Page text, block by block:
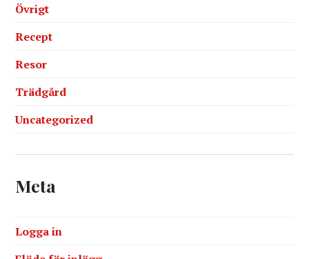
Övrigt
Recept
Resor
Trädgård
Uncategorized
Meta
Logga in